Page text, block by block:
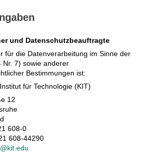
und Datenschutzbeauftragte
für die Datenverarbeitung im Sinne der
Nr. 7) sowie anderer
Bestimmungen ist:
für Technologie (KIT)
12
608-0
608-44290